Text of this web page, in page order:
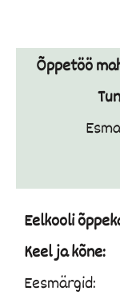
Õppetöö
Eelkooli
Keel ja kõne:
Eesmärgid: